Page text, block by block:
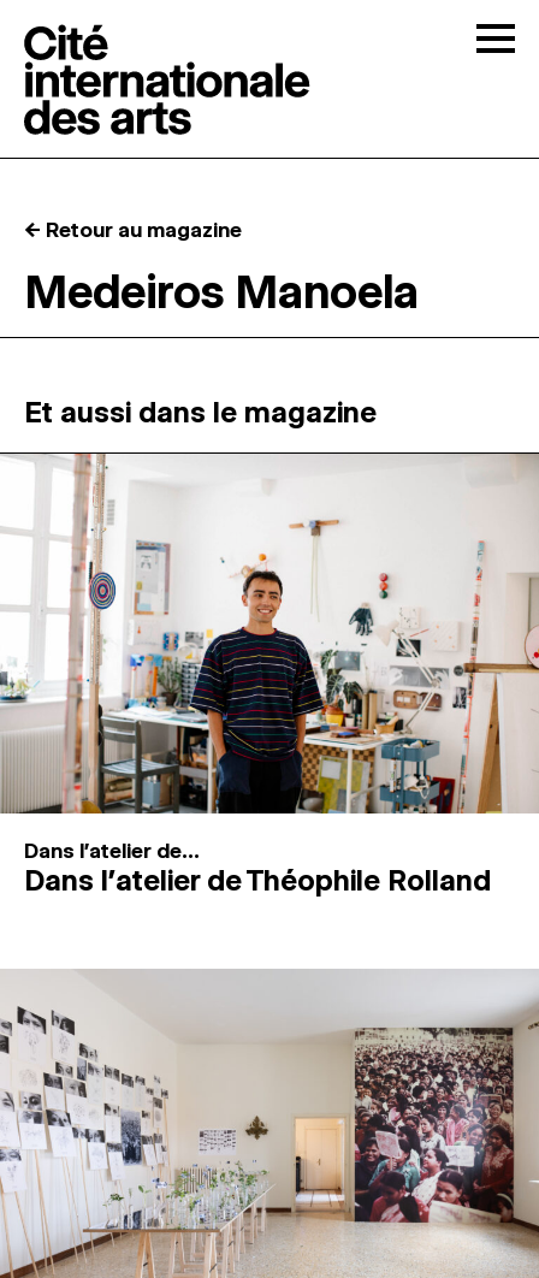
RÉSIDENCES ↓
ATELIERS OUVERTS
PROGRAMMATION
MAGAZINE
ESPACES DE PRATIQUE ARTISTIQUE ↓
Recherche
Connexion
← Retour au magazine
Medeiros Manoela
Et aussi dans le magazine
Dans l'atelier de...
Dans l’atelier de Théophile Rolland